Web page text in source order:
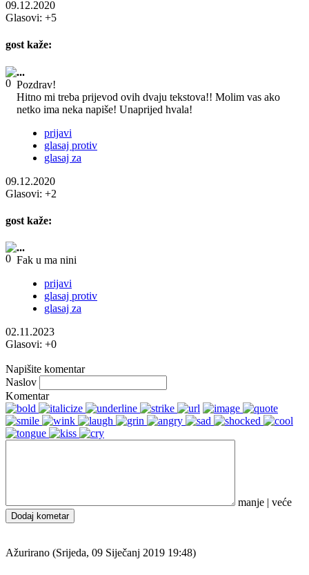
09.12.2020
Glasovi: +5
gostkaže:
...
Pozdrav!
Hitno mi treba prijevod ovih dvaju tekstova!! Molim vas ako
netko ima neka napiše! Unaprijed hvala!
prijavi
glasaj protiv
glasaj za
09.12.2020
Glasovi: +2
gost kaže:
...
Fak u ma nini
prijavi
glasaj protiv
glasaj za
02.11.2023
Glasovi: +0
Napišite komentar
Naslov
Komentar
manje | veće
Dodaj kometar
Ažurirano (Srijeda, 09 Siječanj 2019 19:48)